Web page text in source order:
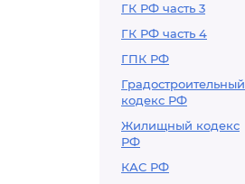
ГК РФ часть 3
ГК РФ часть 4
ГПК РФ
Градостроительный
кодекс РФ
Жилищный кодекс
РФ
КАС РФ